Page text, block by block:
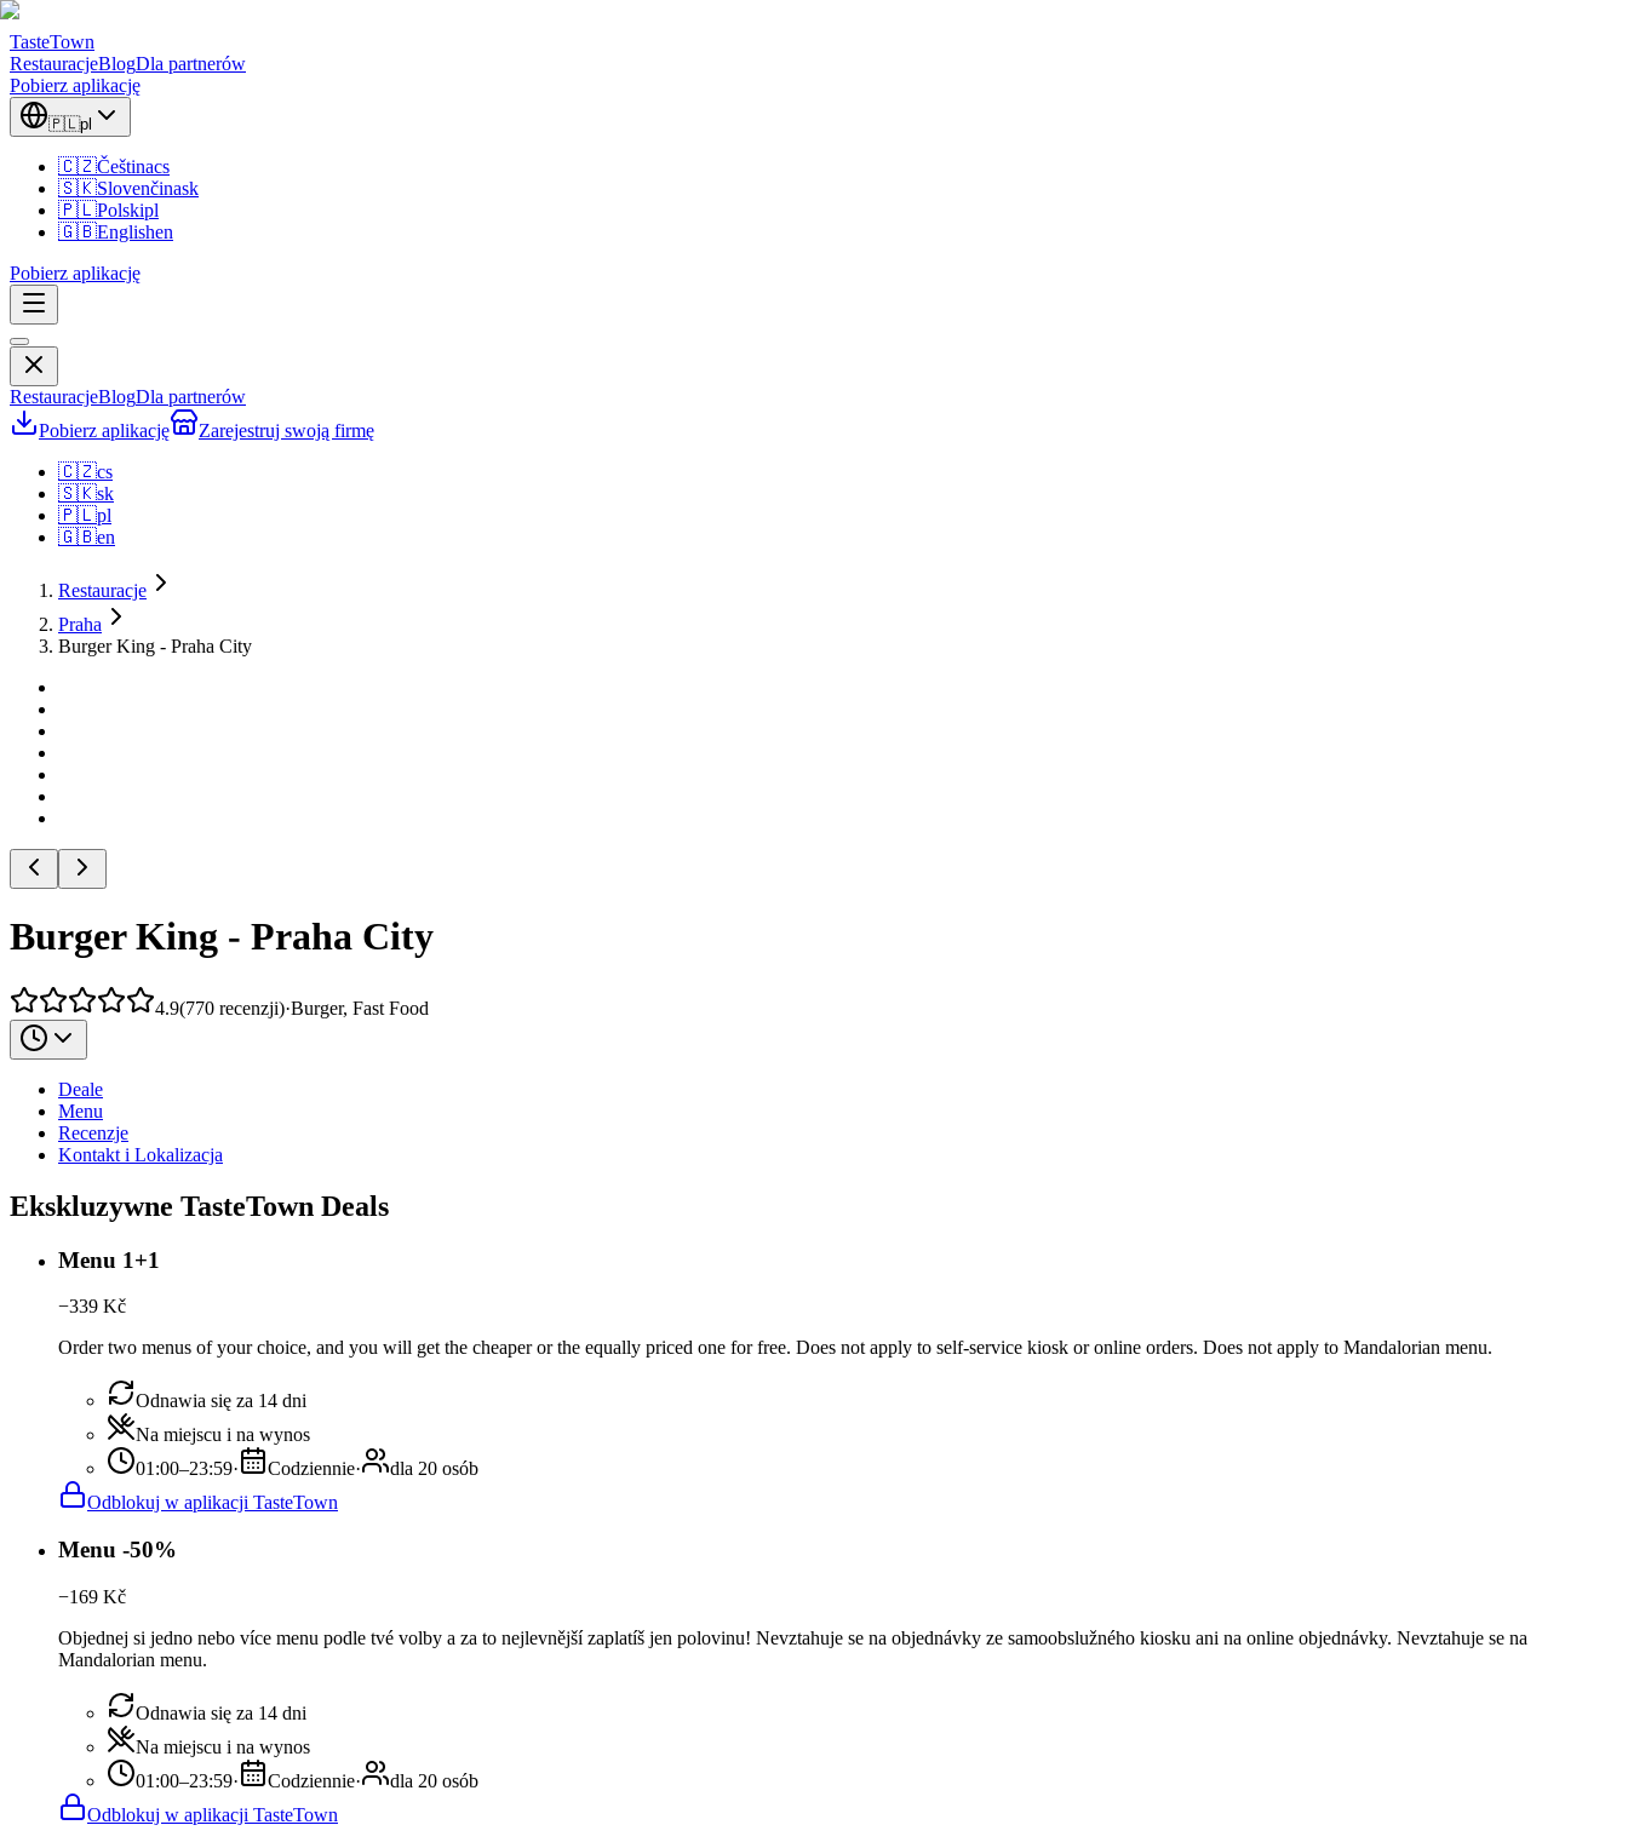
TasteTown
RestauracjeBlogDla partnerów
Pobierz aplikację
🇵🇱pl
🇨🇿Češtinacs
🇸🇰Slovenčinask
🇵🇱Polskipl
🇬🇧Englishen
Pobierz aplikację
RestauracjeBlogDla partnerów
Pobierz aplikację
Zarejestruj swoją firmę
🇨🇿cs
🇸🇰sk
🇵🇱pl
🇬🇧en
Restauracje
Praha
Burger King - Praha City
Burger King - Praha City
4.9(770 recenzji)·Burger, Fast Food
Deale
Menu
Recenzje
Kontakt i Lokalizacja
Ekskluzywne TasteTown Deals
Menu 1+1
−339 Kč
Order two menus of your choice, and you will get the cheaper or the equally priced one for free. Does not apply to self-service kiosk or online orders. Does not apply to Mandalorian menu.
Odnawia się za 14 dni
Na miejscu i na wynos
01:00–23:59· Codziennie·
dla 20 osób
Odblokuj w aplikacji TasteTown
Menu -50%
−169 Kč
Objednej si jedno nebo více menu podle tvé volby a za to nejlevnější zaplatíš jen polovinu! Nevztahuje se na objednávky ze samoobslužného kiosku ani na online objednávky. Nevztahuje se na
Mandalorian menu.
Odnawia się za 14 dni
Na miejscu i na wynos
01:00–23:59· Codziennie·
dla 20 osób
Odblokuj w aplikacji TasteTown